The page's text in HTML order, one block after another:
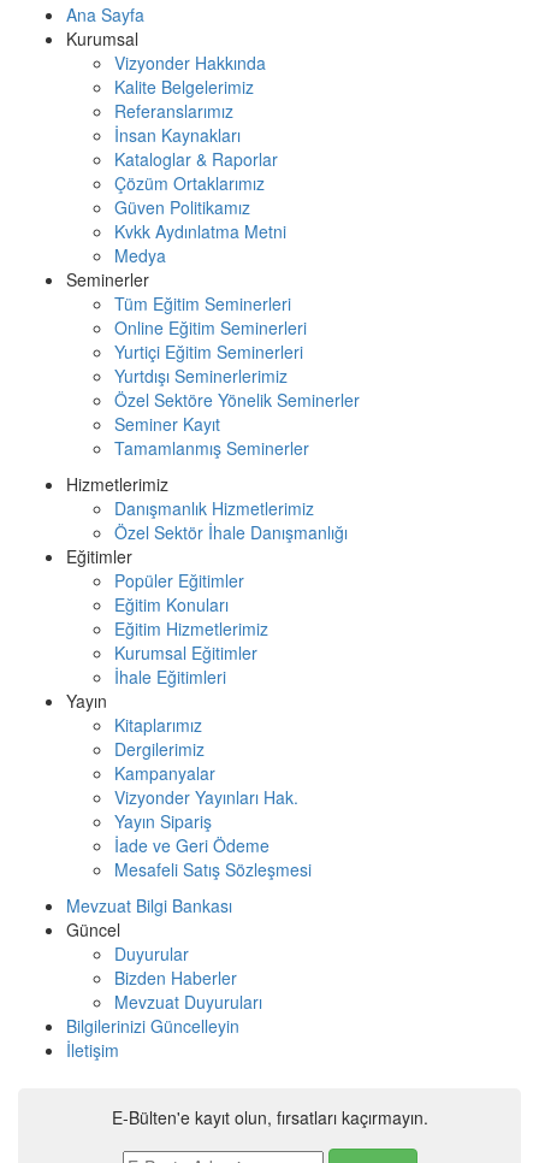
Ana Sayfa
Kurumsal
Vizyonder Hakkında
Kalite Belgelerimiz
Referanslarımız
İnsan Kaynakları
Kataloglar & Raporlar
Çözüm Ortaklarımız
Güven Politikamız
Kvkk Aydınlatma Metni
Medya
Seminerler
Tüm Eğitim Seminerleri
Online Eğitim Seminerleri
Yurtiçi Eğitim Seminerleri
Yurtdışı Seminerlerimiz
Özel Sektöre Yönelik Seminerler
Seminer Kayıt
Tamamlanmış Seminerler
Hizmetlerimiz
Danışmanlık Hizmetlerimiz
Özel Sektör İhale Danışmanlığı
Eğitimler
Popüler Eğitimler
Eğitim Konuları
Eğitim Hizmetlerimiz
Kurumsal Eğitimler
İhale Eğitimleri
Yayın
Kitaplarımız
Dergilerimiz
Kampanyalar
Vizyonder Yayınları Hak.
Yayın Sipariş
İade ve Geri Ödeme
Mesafeli Satış Sözleşmesi
Mevzuat Bilgi Bankası
Güncel
Duyurular
Bizden Haberler
Mevzuat Duyuruları
Bilgilerinizi Güncelleyin
İletişim
E-Bülten'e kayıt olun, fırsatları kaçırmayın.